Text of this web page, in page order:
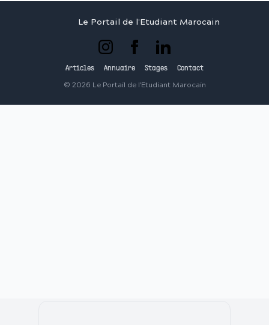
Le Portail de l'Etudiant Marocain
Articles Annuaire Stages Contact
© 2026 Le Portail de l'Etudiant Marocain